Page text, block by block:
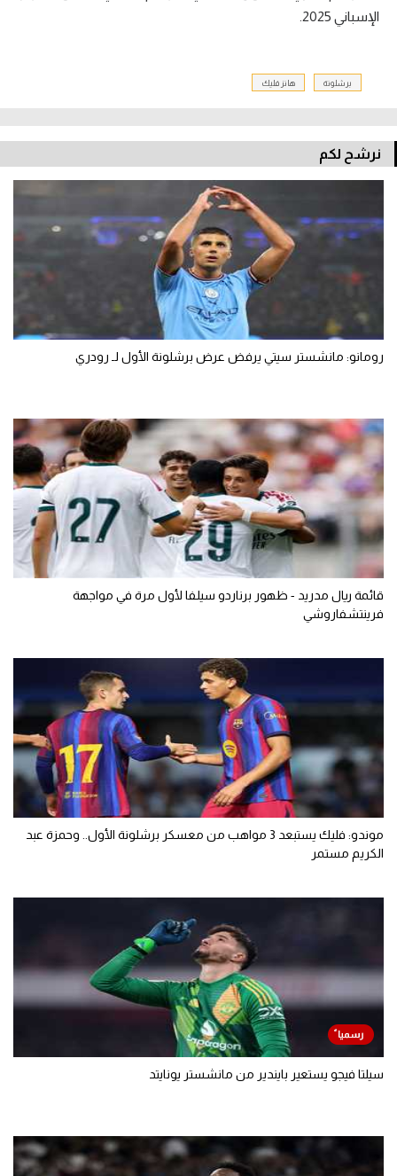
الإسباني 2025.
برشلونة هانز فليك
نرشح لكم
رومانو: مانشستر سيتي يرفض عرض برشلونة الأول لـ رودري
قائمة ريال مدريد - ظهور برناردو سيلفا لأول مرة في مواجهة
فرينتشفاروشي
موندو: فليك يستبعد 3 مواهب من معسكر برشلونة الأول.. وحمزة عبد
الكريم مستمر
سيلتا فيجو يستعير بايندير من مانشستر يونايتد